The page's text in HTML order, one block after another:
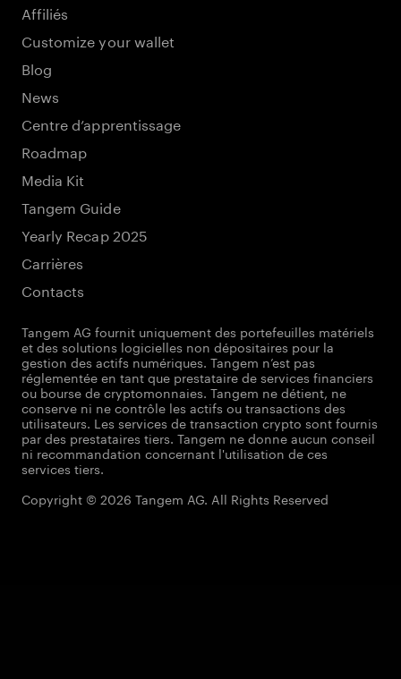
Affiliés
Customize your wallet
Blog
News
Centre d’apprentissage
Roadmap
Media Kit
Tangem Guide
Yearly Recap 2025
Carrières
Contacts
Tangem AG fournit uniquement des portefeuilles matériels
et des solutions logicielles non dépositaires pour la
gestion des actifs numériques. Tangem n’est pas
réglementée en tant que prestataire de services financiers
ou bourse de cryptomonnaies. Tangem ne détient, ne
conserve ni ne contrôle les actifs ou transactions des
utilisateurs. Les services de transaction crypto sont fournis
par des prestataires tiers. Tangem ne donne aucun conseil
ni recommandation concernant l'utilisation de ces
services tiers.